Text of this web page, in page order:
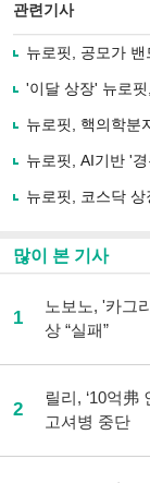
관련기사
뉴로핏, 공모가
'이달 상장' 뉴로
뉴로핏, 핵의학분
뉴로핏, AI기반 '
뉴로핏, 코스닥
많이 본 기사
1
노보노, '카그
상 “실패”
2
릴리, ‘10억弗
고셔병 중단